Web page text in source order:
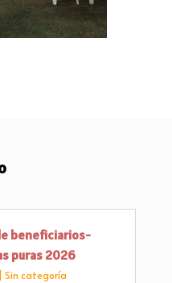
beneficiarios-
puras 2026
Sin categoría